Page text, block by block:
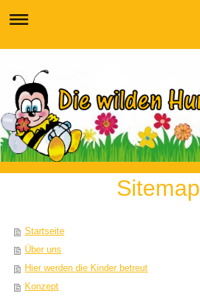
Sitemap
Startseite
Über uns
Hier werden die Kinder betreut
Konzept